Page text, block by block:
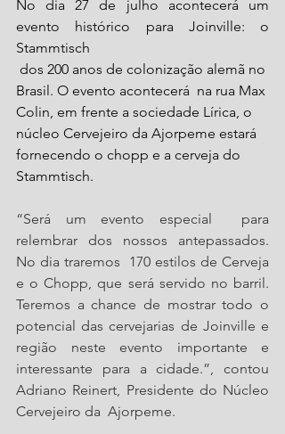
No dia 27 de julho acontecerá um
evento histórico para Joinville: o
Stammtisch
Brasil. O evento acontecerá  na rua Max
Colin, em frente a sociedade Lírica, o
núcleo Cervejeiro da Ajorpeme estará
fornecendo o chopp e a cerveja do
Stammtisch.
“Será um evento especial  para
relembrar dos nossos antepassados.
No dia traremos  170 estilos de Cerveja
e o Chopp, que será servido no barril.
Teremos a chance de mostrar todo o
potencial das cervejarias de Joinville e
região neste evento importante e
interessante para a cidade.”, contou
Adriano Reinert, Presidente do Núcleo
Cervejeiro da  Ajorpeme.